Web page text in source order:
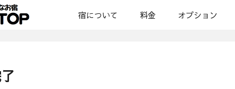
宿について 料金 オプション